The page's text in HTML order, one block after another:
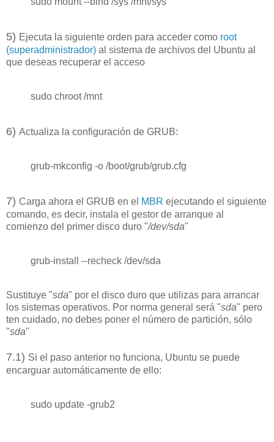
5) Ejecuta la siguiente orden para acceder como root
(superadministrador) al sistema de archivos del Ubuntu al
que deseas recuperar el acceso
sudo chroot /mnt
6) Actualiza la configuración de GRUB:
grub-mkconfig -o /boot/grub/grub.cfg
7) Carga ahora el GRUB en el MBR ejecutando el siguiente
comando, es decir, instala el gestor de arranque al
comienzo del primer disco duro "/dev/sda"
grub-install --recheck /dev/sda
Sustituye "sda" por el disco duro que utilizas para arrancar
los sistemas operativos. Por norma general será "sda" pero
ten cuidado, no debes poner el número de partición, sólo
"sda"
7.1) Si el paso anterior no funciona, Ubuntu se puede
encarguar automáticamente de ello:
sudo update -grub2